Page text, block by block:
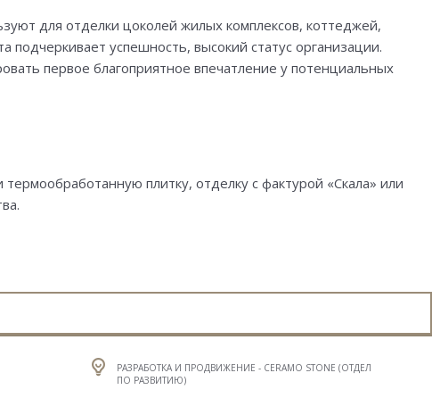
для отделки цоколей жилых комплексов, коттеджей,
успешность, высокий статус организации.
первое благоприятное впечатление у потенциальных
плитку, отделку с фактурой «Скала» или
РАЗРАБОТКА И ПРОДВИЖЕНИЕ - CERAMO STONE (ОТДЕЛ
ПО РАЗВИТИЮ)